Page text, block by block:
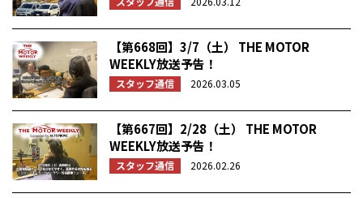
【第668回】3/7（土） THE MOTOR
WEEKLY放送予告！
スタッフ通信 2026.03.05
【第667回】2/28（土） THE MOTOR
WEEKLY放送予告！
スタッフ通信 2026.02.26